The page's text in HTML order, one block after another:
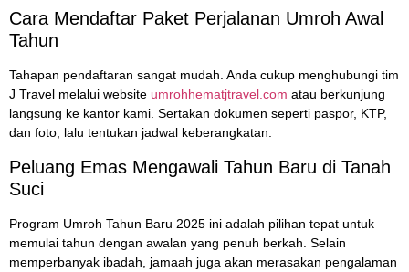
Cara Mendaftar Paket Perjalanan Umroh Awal
Tahun
Tahapan pendaftaran sangat mudah. Anda cukup menghubungi tim
J Travel melalui website umrohhematjtravel.com atau berkunjung
langsung ke kantor kami. Sertakan dokumen seperti paspor, KTP,
dan foto, lalu tentukan jadwal keberangkatan.
Peluang Emas Mengawali Tahun Baru di Tanah
Suci
Program Umroh Tahun Baru 2025 ini adalah pilihan tepat untuk
memulai tahun dengan awalan yang penuh berkah. Selain
memperbanyak ibadah, jamaah juga akan merasakan pengalaman